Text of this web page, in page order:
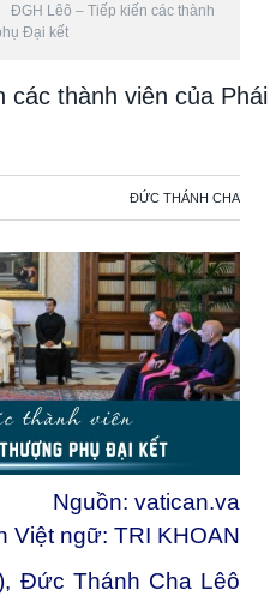
ĐGH Lêô – Tiếp kiến các thành
Đại kết
các thành viên của
ĐỨC THÁNH CHA
Nguồn: vatican.va
Việt ngữ: TRI KHOAN
Đức Thánh Cha Lêô